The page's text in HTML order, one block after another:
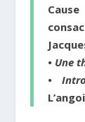
• Une
•